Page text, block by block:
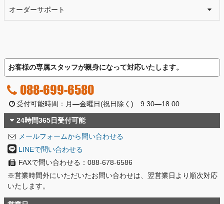
オーダーサポート
お客様の専属スタッフが親身になって対応いたします。
088-699-6580
受付可能時間：月―金曜日(祝日除く) 9:30―18:00
24時間365日受付可能
メールフォームから問い合わせる
LINEで問い合わせる
FAXで問い合わせる：088-678-6586
※営業時間外にいただいたお問い合わせは、翌営業日より順次対応
いたします。